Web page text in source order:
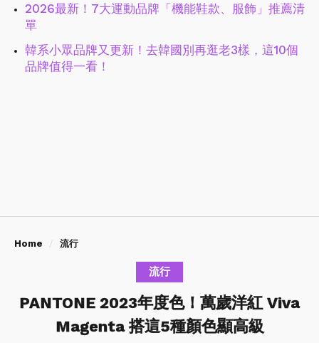
2026最新！7大運動品牌「機能鞋款、服飾」推薦清
單
韓系小眾品牌又更新！去韓國別再逛老3樣，這10個
品牌值得一看！
Home 流行
流行
PANTONE 2023年度色！萬歲洋紅 Viva
Magenta 搭這5種顏色顯高級